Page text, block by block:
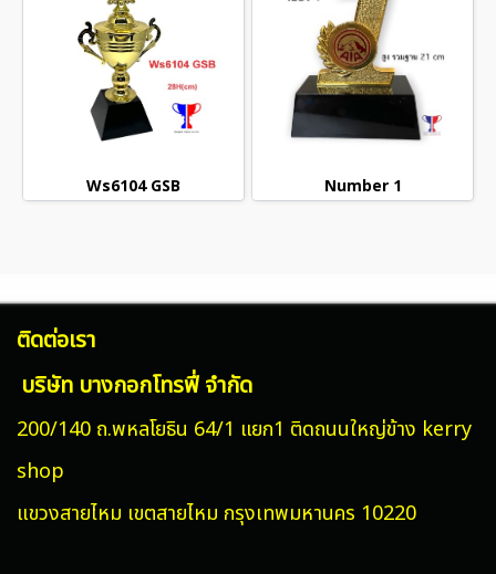
Ws6104 GSB Number 1
ติดต่อเรา
บริษัท บางกอกโทรฟี่ จำกัด
200/140 ถ.พหลโยธิน 64/1 แยก1 ติดถนนใหญ่ข้าง kerry
shop
แขวงสายไหม เขตสายไหม กรุงเทพมหานคร 10220